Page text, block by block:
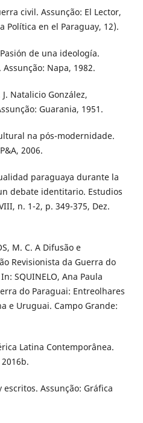
civil. Assunção: El Lector,
Política en el Paraguay, 12).
de una ideología.
Napa, 1982.
J. Natalicio González,
Guarania, 1951.
na pós-modernidade.
2006.
paraguaya durante la
debate identitario. Estudios
n. 1-2, p. 349-375, Dez.
M. C. A Difusão e
Revisionista da Guerra do
SQUINELO, Ana Paula
do Paraguai: Entreolhares
e Uruguai. Campo Grande:
Latina Contemporânea.
escritos. Assunção: Gráfica